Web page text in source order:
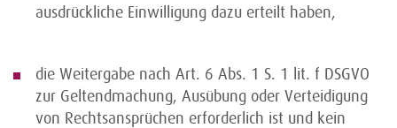
ausdrückliche Einwilligung dazu erteilt haben,
die Weitergabe nach Art. 6 Abs. 1 S. 1 lit. f DSGVO
zur Geltendmachung, Ausübung oder Verteidigung
von Rechtsansprüchen erforderlich ist und kein